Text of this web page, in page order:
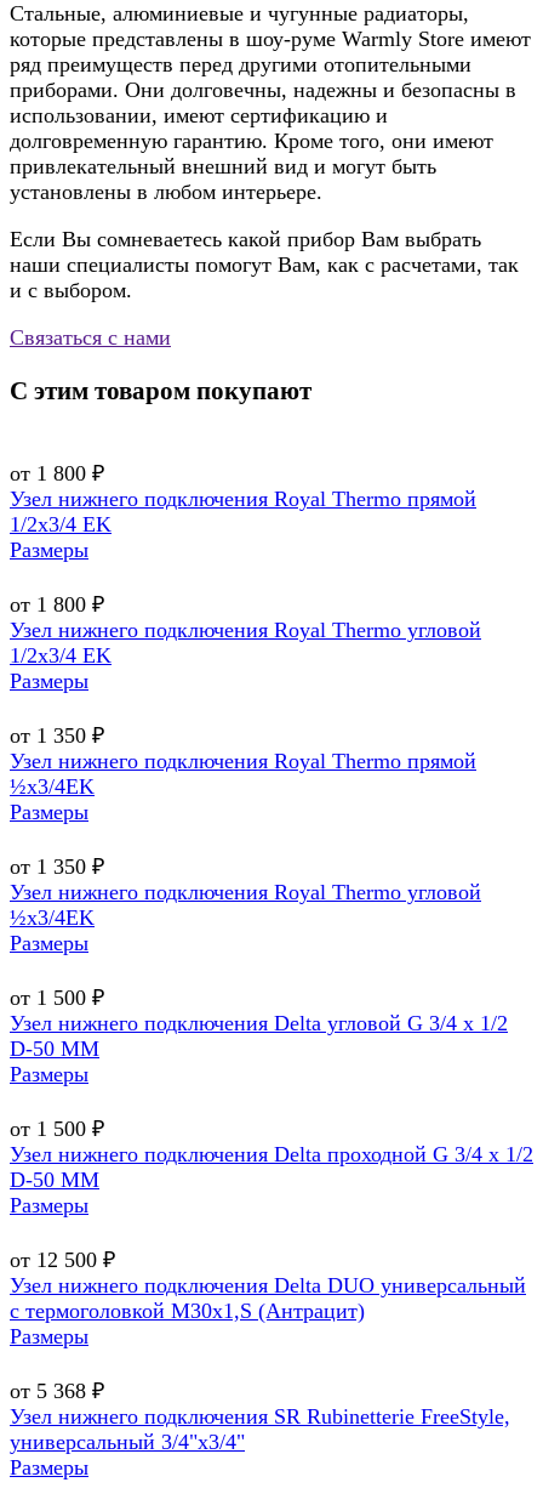
Стальные, алюминиевые и чугунные радиаторы,
которые представлены в шоу-руме Warmly Store имеют
ряд преимуществ перед другими отопительными
приборами. Они долговечны, надежны и безопасны в
использовании, имеют сертификацию и
долговременную гарантию. Кроме того, они имеют
привлекательный внешний вид и могут быть
установлены в любом интерьере.
Если Вы сомневаетесь какой прибор Вам выбрать
наши специалисты помогут Вам, как с расчетами, так
и с выбором.
Связаться с нами
С этим товаром покупают
от 1 800 ₽
Узел нижнего подключения Royal Thermo прямой
1/2х3/4 EK
Размеры
от 1 800 ₽
Узел нижнего подключения Royal Thermo угловой
1/2х3/4 EK
Размеры
от 1 350 ₽
Узел нижнего подключения Royal Thermo прямой
½х3/4EK
Размеры
от 1 350 ₽
Узел нижнего подключения Royal Thermo угловой
½х3/4EK
Размеры
от 1 500 ₽
Узел нижнего подключения Delta угловой G 3/4 х 1/2
D-50 MM
Размеры
от 1 500 ₽
Узел нижнего подключения Delta проходной G 3/4 х 1/2
D-50 MM
Размеры
от 12 500 ₽
Узел нижнего подключения Delta DUO универсальный
с термоголовкой М30х1,Ѕ (Антрацит)
Размеры
от 5 368 ₽
Узел нижнего подключения SR Rubinetterie FreeStyle,
универсальный 3/4"х3/4"
Размеры